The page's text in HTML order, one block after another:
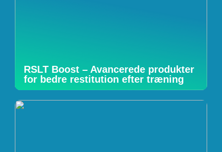
RSLT Boost – Avancerede produkter
for bedre restitution efter træning